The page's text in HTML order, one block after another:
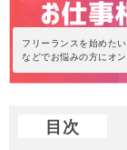
フリーランスを始めた
などでお悩みの方にオ
目次